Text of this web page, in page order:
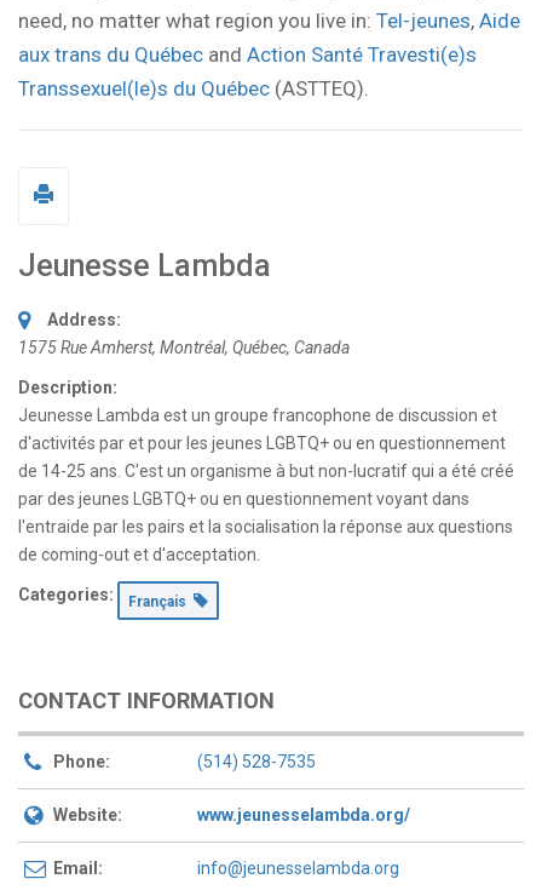
need, no matter what region you live in: Tel-jeunes, Aide
aux trans du Québec and Action Santé Travesti(e)s
Transsexuel(le)s du Québec (ASTTEQ).
Jeunesse Lambda
Address:
1575 Rue Amherst, Montréal, Québec, Canada
Description:
Jeunesse Lambda est un groupe francophone de discussion et
d'activités par et pour les jeunes LGBTQ+ ou en questionnement
de 14-25 ans. C'est un organisme à but non-lucratif qui a été créé
par des jeunes LGBTQ+ ou en questionnement voyant dans
l'entraide par les pairs et la socialisation la réponse aux questions
de coming-out et d'acceptation.
Categories: Français
CONTACT INFORMATION
Phone: (514) 528-7535
Website: www.jeunesselambda.org/
Email: info@jeunesselambda.org